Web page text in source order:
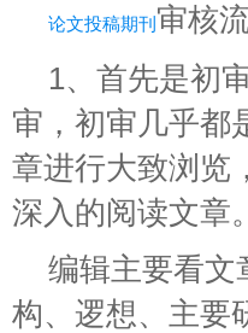
论文投稿期刊 审核
1、首先是初
审，初审几乎都
章进行大致浏览
深入的阅读文章。
编辑主要看文
构、逻想、主要